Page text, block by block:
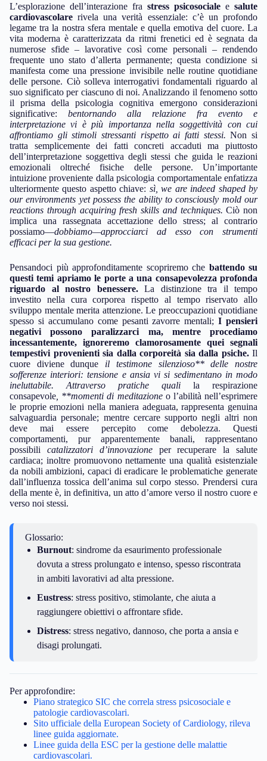
L’esplorazione dell’interazione fra stress psicosociale e salute
cardiovascolare rivela una verità essenziale: c’è un profondo
legame tra la nostra sfera mentale e quella emotiva del cuore. La
vita moderna è caratterizzata da ritmi frenetici ed è segnata da
numerose sfide – lavorative così come personali – rendendo
frequente uno stato d’allerta permanente; questa condizione si
manifesta come una pressione invisibile nelle routine quotidiane
delle persone. Ciò solleva interrogativi fondamentali riguardo al
suo significato per ciascuno di noi. Analizzando il fenomeno sotto
il prisma della psicologia cognitiva emergono considerazioni
significative: bentornando alla relazione fra evento e
interpretazione vi è più importanza nella soggettività con cui
affrontiamo gli stimoli stressanti rispetto ai fatti stessi. Non si
tratta semplicemente dei fatti concreti accaduti ma piuttosto
dell’interpretazione soggettiva degli stessi che guida le reazioni
emozionali oltreché fisiche delle persone. Un’importante
intuizione proveniente dalla psicologia comportamentale enfatizza
ulteriormente questo aspetto chiave: sì, we are indeed shaped by
our environments yet possess the ability to consciously mold our
reactions through acquiring fresh skills and techniques. Ciò non
implica una rassegnata accettazione dello stress; al contrario
possiamo—dobbiamo—approcciarci ad esso con strumenti
efficaci per la sua gestione.
Pensandoci più approfonditamente scopriremo che battendo su
questi temi apriamo le porte a una consapevolezza profonda
riguardo al nostro benessere.La distinzione tra il tempo
investito nella cura corporea rispetto al tempo riservato allo
sviluppo mentale merita attenzione. Le preoccupazioni quotidiane
spesso si accumulano come pesanti zavorre mentali;I pensieri
negativi possono paralizzarci ma, mentre procediamo
incessantemente, ignoreremo clamorosamente quei segnali
tempestivi provenienti sia dalla corporeità sia dalla psiche.Il
cuore diviene dunque il testimone silenzioso** delle nostre
sofferenze interiori: tensione e ansia vi si sedimentano in modo
ineluttabile. Attraverso pratiche quali la respirazione
consapevole , **momenti di meditazioneo l’abilità nell’esprimere
le proprie emozioni nella maniera adeguata, rappresenta genuina
salvaguardia personale; mentre cercare supporto negli altri non
deve mai essere percepito come debolezza. Questi
comportamenti, pur apparentemente banali, rappresentano
possibili catalizzatori d’innovazioneper recuperare la salute
cardiaca; inoltre promuovono nettamente una qualità esistenziale
da nobili ambizioni, capaci di eradicare le problematiche generate
dall’influenza tossica dell’anima sul corpo stesso. Prendersi cura
della mente è, in definitiva, un atto d’amore verso il nostro cuore e
verso noi stessi.
Glossario:
Burnout: sindrome da esaurimento professionale
dovuta a stress prolungato e intenso, spesso riscontrata
in ambiti lavorativi ad alta pressione.
Eustress: stress positivo, stimolante, che aiuta a
raggiungere obiettivi o affrontare sfide.
Distress: stress negativo, dannoso, che porta a ansia e
disagi prolungati.
Per approfondire:
Piano strategico SIC che correla stress psicosociale e
patologie cardiovascolari.
Sito ufficiale della European Society of Cardiology, rileva
linee guida aggiornate.
Linee guida della ESC per la gestione delle malattie
cardiovascolari.